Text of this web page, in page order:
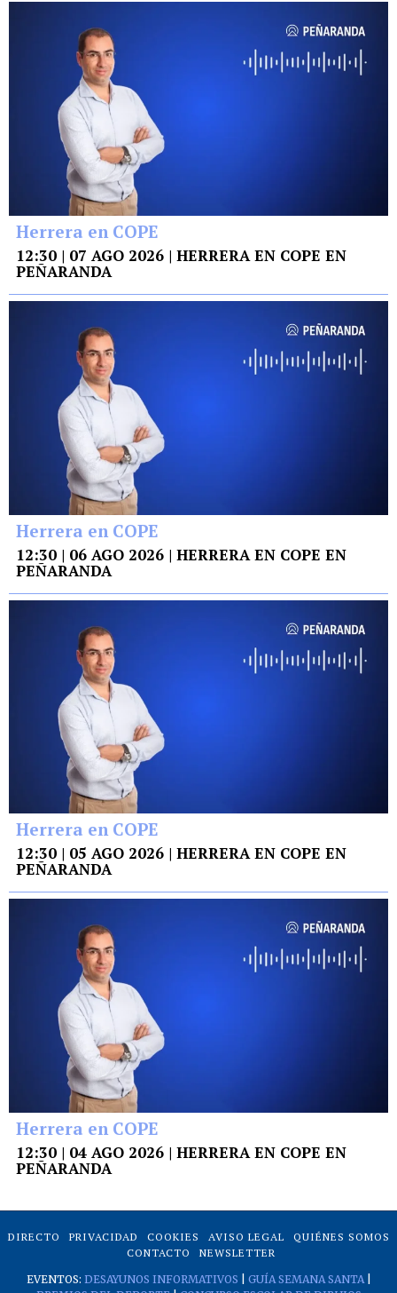
Herrera en COPE
12:30 | 07 AGO 2026 | HERRERA EN COPE EN
PEÑARANDA
Herrera en COPE
12:30 | 06 AGO 2026 | HERRERA EN COPE EN
PEÑARANDA
Herrera en COPE
12:30 | 05 AGO 2026 | HERRERA EN COPE EN
PEÑARANDA
Herrera en COPE
12:30 | 04 AGO 2026 | HERRERA EN COPE EN
PEÑARANDA
DIRECTO PRIVACIDAD COOKIES AVISO LEGAL
QUIÉNES SOMOS
CONTACTO
NEWSLETTER
EVENTOS: DESAYUNOS INFORMATIVOS GUÍA SEMANA SANTA|